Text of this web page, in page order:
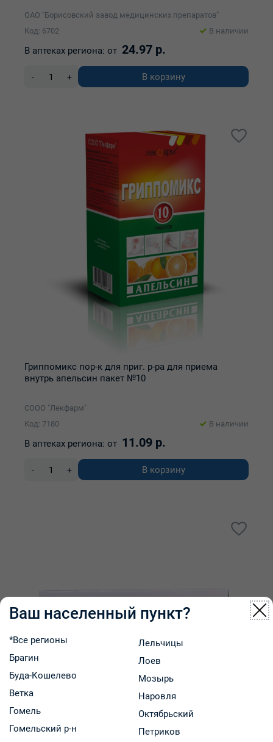
ОАО "Борисовский завод медицинских препаратов"
Код: 6702
В наличии
В аптеках региона: от 24.97 р.
- + В корзину
Гриппомикс пор-к для приг. р-ра для приема
внутрь апельсин пакет №10
СООО "Лекфарм"
Код: 7180
В наличии
В аптеках региона: от 11.09 р.
- + В корзину
Ваш населенный пункт?
*Все регионы
Брагин
Буда-Кошелево
Ветка
Гомель
Гомельский р-н
Лельчицы
Лоев
Мозырь
Наровля
Октябрьский
Петриков